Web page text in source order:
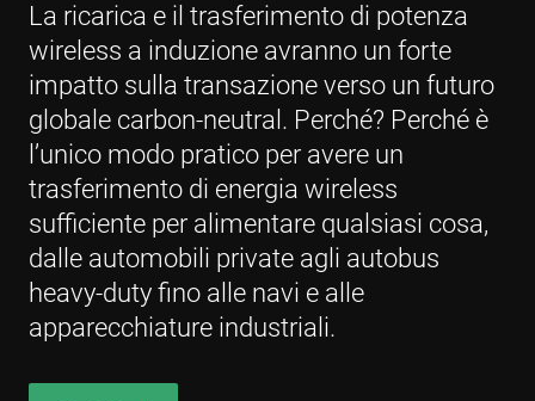
La ricarica e il trasferimento di potenza
wireless a induzione avranno un forte
impatto sulla transazione verso un futuro
globale carbon-neutral. Perché? Perché è
l’unico modo pratico per avere un
trasferimento di energia wireless
sufficiente per alimentare qualsiasi cosa,
dalle automobili private agli autobus
heavy-duty fino alle navi e alle
apparecchiature industriali.